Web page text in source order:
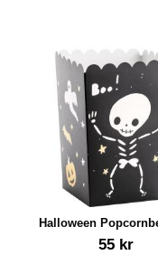
Halloween
pakning
Varenummer 43785
55 kr
Merk halloween